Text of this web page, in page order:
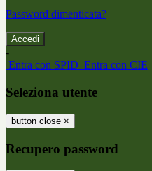
Password dimenticata?
-
Entra con SPID Entra con CIE
Seleziona utente
button close ×
Recupero password